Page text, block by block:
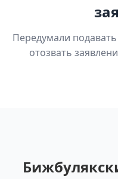
Передумали
отозвать